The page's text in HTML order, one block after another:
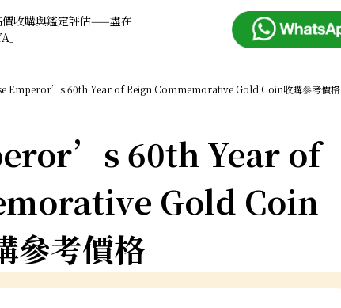
價收購與鑑定評估——盡在
」
Emperor’s 60th Year of Reign Commemorative Gold Coin收購參考價格
60th Year of
Gold Coin
參考價格